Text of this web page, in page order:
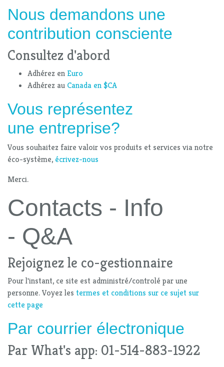
Nous demandons une
contribution consciente
Consultez d'abord
Adhérez en Euro
Adhérez au Canada en $CA
Vous représentez
une entreprise?
Vous souhaitez faire valoir vos produits et services via notre
éco-système, écrivez-nous
Merci.
Contacts - Info
- Q&A
Rejoignez le co-gestionnaire
Pour l'instant, ce site est administré/controlé par une
personne. Voyez les termes et conditions sur ce sujet sur
cette page
Par courrier électronique
Par What's app: 01-514-883-1922